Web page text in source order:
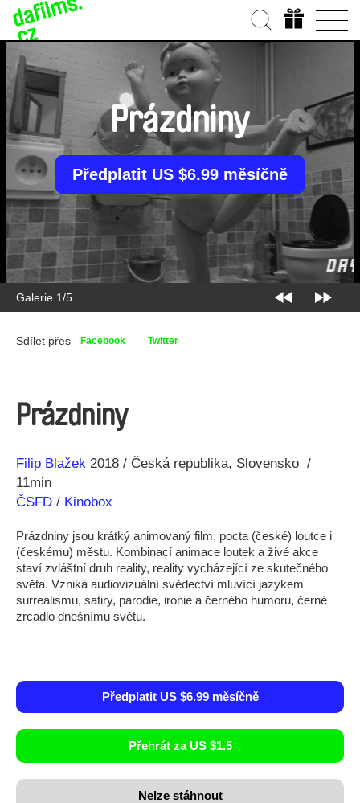
Galerie 2/5
Prázdniny
Předplatit US $6.99 měsíčně
Sdílet přes Facebook Twitter
Prázdniny
Režie
Filip Blažek
Rok 2018 Česká republika Slovensko
11min
ČSFD / Kinobox
Prázdniny jsou krátký animovaný film, pocta (české) loutce i
(českému) městu. Kombinací animace loutek a živé akce
staví zvláštní druh reality, reality vycházející ze skutečného
světa. Vzniká audiovizuální svědectví mluvící jazykem
surrealismu, satiry, parodie, ironie a černého humoru, černé
zrcadlo dnešnímu světu.
Předplatit US $6.99 měsíčně
Přehrát za US $1.5
Nelze stáhnout